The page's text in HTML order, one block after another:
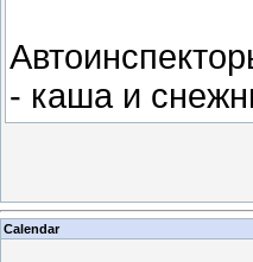
- каша и
Calendar